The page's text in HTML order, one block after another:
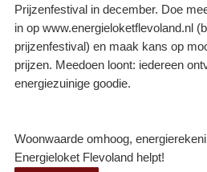
Prijzenfestival in december. Doe
in op www.energieloketflevoland.nl
prijzenfestival) en maak kans op
prijzen. Meedoen loont: iedereen
energiezuinige goodie.
Woonwaarde omhoog,
Energieloket Flevoland helpt!